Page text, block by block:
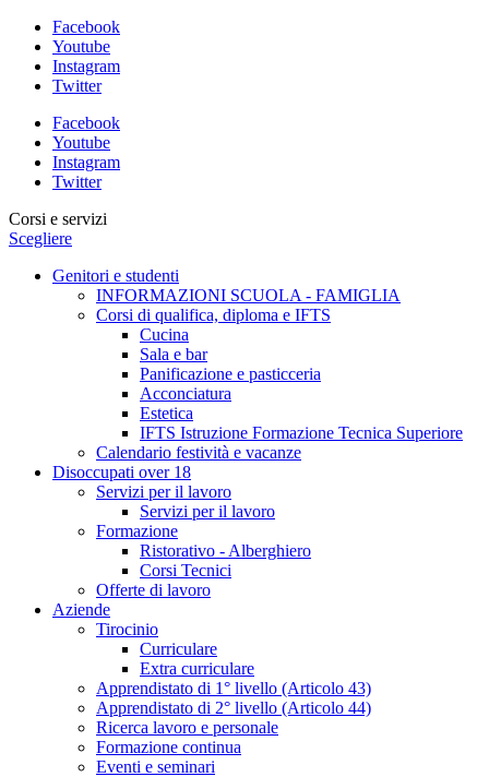
Facebook
Youtube
Instagram
Twitter
Facebook
Youtube
Instagram
Twitter
Corsi e servizi
Scegliere
Genitori e studenti
INFORMAZIONI SCUOLA - FAMIGLIA
Corsi di qualifica, diploma e IFTS
Cucina
Sala e bar
Panificazione e pasticceria
Acconciatura
Estetica
IFTS Istruzione Formazione Tecnica Superiore
Calendario festività e vacanze
Disoccupati over 18
Servizi per il lavoro
Servizi per il lavoro
Formazione
Ristorativo - Alberghiero
Corsi Tecnici
Offerte di lavoro
Aziende
Tirocinio
Curriculare
Extra curriculare
Apprendistato di 1° livello (Articolo 43)
Apprendistato di 2° livello (Articolo 44)
Ricerca lavoro e personale
Formazione continua
Eventi e seminari